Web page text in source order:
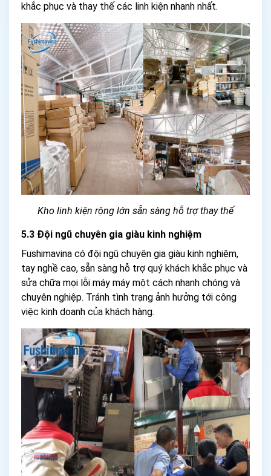
khắc phục và thay thế các linh kiện nhanh nhất.
Kho linh kiện rộng lớn sẵn sàng hỗ trợ thay thế
5.3 Đội ngũ chuyên gia giàu kinh nghiệm
Fushimavina có đội ngũ chuyên gia giàu kinh nghiệm,
tay nghề cao, sẵn sàng hỗ trợ quý khách khắc phục và
sửa chữa mọi lỗi máy máy một cách nhanh chóng và
chuyên nghiệp. Tránh tình trạng ảnh hưởng tới công
việc kinh doanh của khách hàng.